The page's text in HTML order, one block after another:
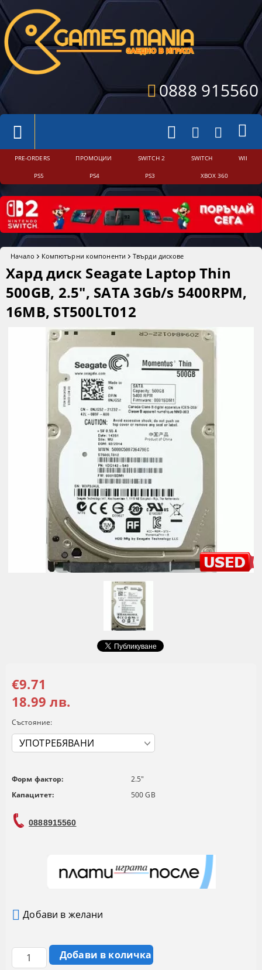
0888 915560
PRE-ORDERS ПРОМОЦИИ SWITCH 2 SWITCH WII
PS5 PS4 PS3 XBOX 360
Начало Компютърни компоненти Твърди дискове
Хард диск Seagate Laptop Thin
500GB, 2.5", SATA 3Gb/s 5400RPM,
16MB, ST500LT012
€9.71
18.99 лв.
Състояние:
Форм фактор:
2.5"
Капацитет:
500 GB
0888915560
Добави в желани